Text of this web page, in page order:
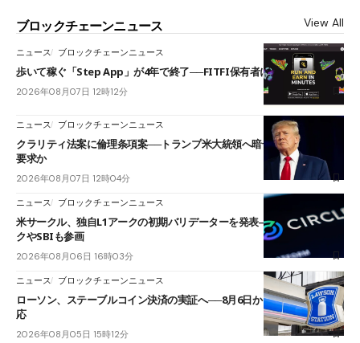
ブロックチェーンニュース View All
ニュース ブロックチェーンニュース
歩いて稼ぐ「Step App」が4年で終了──FITFI保有者に対応呼びかけ
2026年08月07日 12時12分
ニュース ブロックチェーンニュース
クラリティ法案に倫理条項案──トランプ米大統領へ暗号資産事業の売却
要求か
2026年08月07日 12時04分
ニュース ブロックチェーンニュース
米サークル、独自L1アークの初期バリデーターを発表――ブラックロッ
クやSBIも参画
2026年08月06日 16時03分
ニュース ブロックチェーンニュース
ローソン、ステーブルコイン決済の実証へ──8月6日からJPYCやUSDC対
応
2026年08月05日 15時12分